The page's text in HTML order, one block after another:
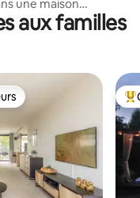
une maison
aux familles